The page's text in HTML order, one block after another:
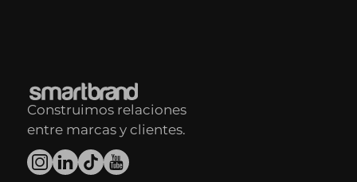
Construimos relaciones
entre marcas y clientes.